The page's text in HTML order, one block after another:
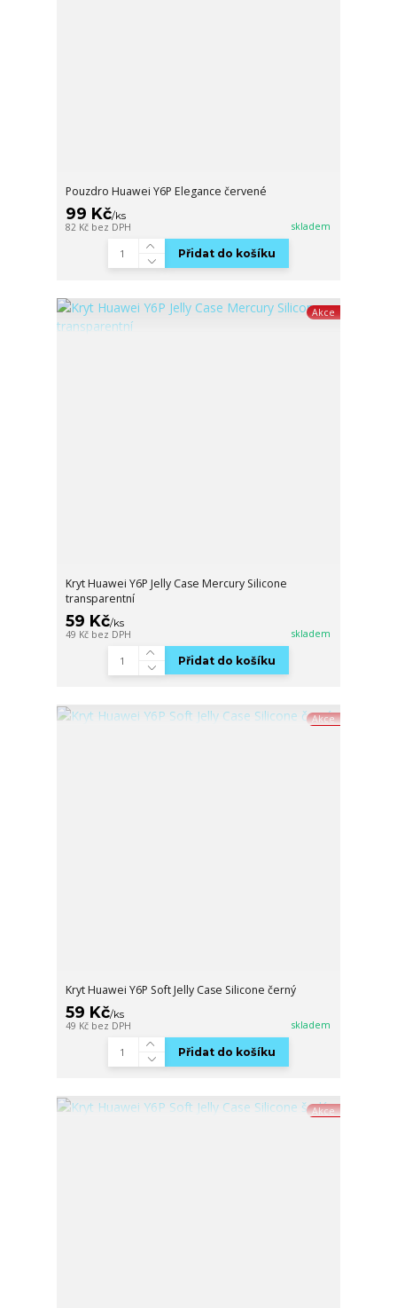
Pouzdro Huawei Y6P Elegance červené
99 Kč/ks
82 Kč bez DPH skladem
Přidat do košíku
Akce
Kryt Huawei Y6P Jelly Case Mercury Silicone
transparentní
59 Kč/ks
49 Kč bez DPH skladem
Přidat do košíku
Akce
Kryt Huawei Y6P Soft Jelly Case Silicone černý
59 Kč/ks
49 Kč bez DPH skladem
Přidat do košíku
Akce